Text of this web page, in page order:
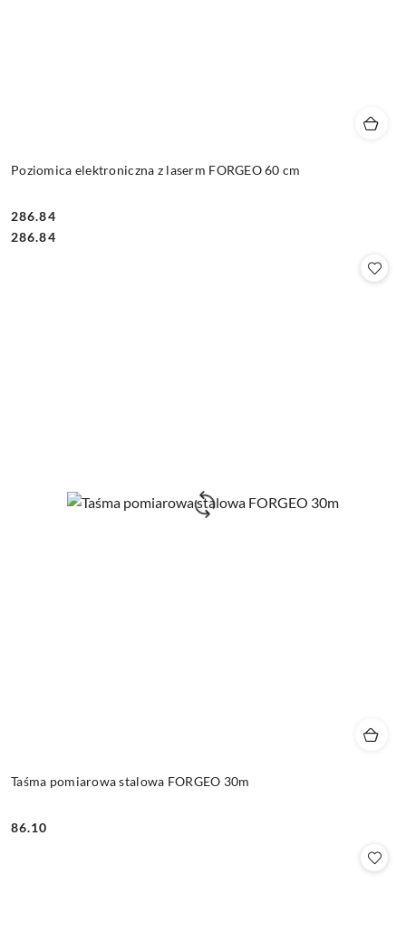
Poziomica elektroniczna z laserm FORGEO 60 cm
Cena:
286.84
Cena:
286.84
Taśma pomiarowa stalowa FORGEO 30m
Cena:
86.10